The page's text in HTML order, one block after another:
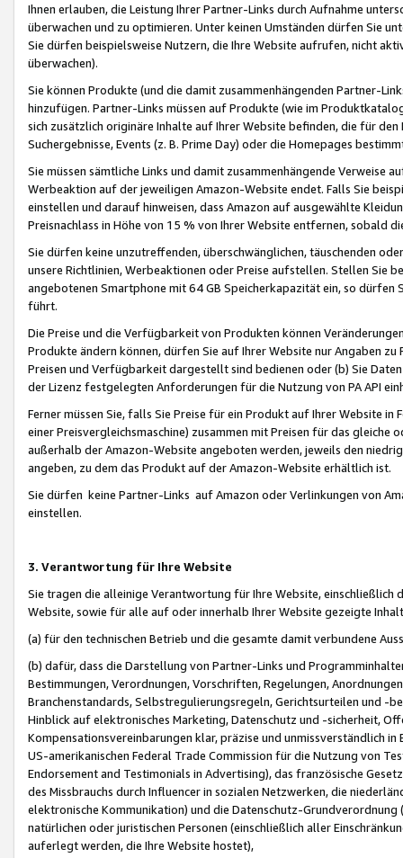
Ihnen erlauben, die Leistung Ihrer Partner-Links durch Aufnahme
überwachen und zu optimieren. Unter keinen Umständen dürfen Sie
Sie dürfen beispielsweise Nutzern, die Ihre Website aufrufen, nicht
überwachen).
Sie können Produkte (und die damit zusammenhängenden Partner-
hinzufügen. Partner-Links müssen auf Produkte (wie im
sich zusätzlich originäre Inhalte auf Ihrer Website befinden, die für
Suchergebnisse, Events (z. B. Prime Day) oder die Homepages
Sie müssen sämtliche Links und damit zusammenhängende
Werbeaktion auf der jeweiligen Amazon-Website endet. Falls Sie
einstellen und darauf hinweisen, dass Amazon auf ausgewählte
Preisnachlass in Höhe von 15 % von Ihrer Website entfernen, sobald
Sie dürfen keine unzutreffenden, überschwänglichen, täuschenden
unsere Richtlinien, Werbeaktionen oder Preise aufstellen. Stellen Sie
angebotenen Smartphone mit 64 GB Speicherkapazität ein, so dürfen
führt.
Die Preise und die Verfügbarkeit von Produkten können
Produkte ändern können, dürfen Sie auf Ihrer Website nur Angaben
Preisen und Verfügbarkeit dargestellt sind bedienen oder (b) Sie
der Lizenz festgelegten Anforderungen für die Nutzung von PA API
Ferner müssen Sie, falls Sie Preise für ein Produkt auf Ihrer Website
einer Preisvergleichsmaschine) zusammen mit Preisen für das
außerhalb der Amazon-Website angeboten werden, jeweils den
angeben, zu dem das Produkt auf der Amazon-Website erhältlich ist.
Sie dürfen keine Partner-Links auf Amazon oder Verlinkungen von
einstellen.
3. Verantwortung für Ihre Website
Sie tragen die alleinige Verantwortung für Ihre Website,
Website, sowie für alle auf oder innerhalb Ihrer Website gezeigte
(a) für den technischen Betrieb und die gesamte damit verbundene
(b) dafür, dass die Darstellung von Partner-Links und
Bestimmungen, Verordnungen, Vorschriften, Regelungen,
Branchenstandards, Selbstregulierungsregeln, Gerichtsurteilen und -
Hinblick auf elektronisches Marketing, Datenschutz und -sicherheit,
Kompensationsvereinbarungen klar, präzise und unmissverständlich
US-amerikanischen Federal Trade Commission für die Nutzung von
Endorsement and Testimonials in Advertising), das französische
des Missbrauchs durch Influencer in sozialen Netzwerken, die
elektronische Kommunikation) und die Datenschutz-
natürlichen oder juristischen Personen (einschließlich aller
auferlegt werden, die Ihre Website hostet),